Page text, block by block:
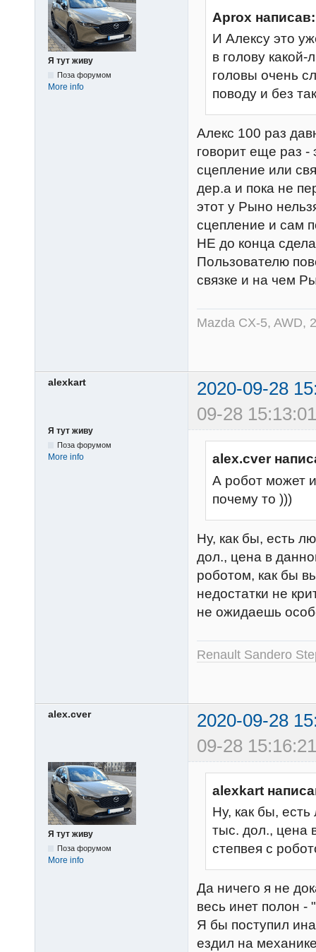
Я тут живу
Поза форумом
More info
Aprox написав:
И Алексу это
в голову какой-
головы очень
поводу и без
Алекс 100 раз
говорит еще раз
сцепление или
дер.а и пока не
этот у Рыно
сцепление и сам
НЕ до конца
Пользователю
связке и на чем
Mazda CX-5, AWD,
alexkart
2020-09-28
09-28
Я тут живу
Поза форумом
More info
alex.cver
А робот может
почему то )))
Ну, как бы, есть
дол., цена в
роботом, как бы
недостатки не
не ожидаешь
Renault Sandero
alex.cver
2020-09-28
09-28
Я тут живу
Поза форумом
More info
alexkart
Ну, как бы,
тыс. дол., цена
степвея с
Да ничего я не
весь инет полон -
Я бы поступил
ездил на